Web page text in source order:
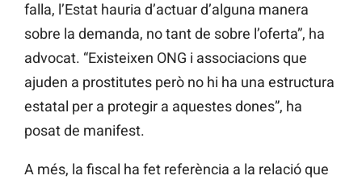
falla, l’Estat hauria d’actuar d’alguna manera
sobre la demanda, no tant de sobre l’oferta”, ha
advocat. “Existeixen ONG i associacions que
ajuden a prostitutes però no hi ha una estructura
estatal per a protegir a aquestes dones”, ha
posat de manifest.
A més, la fiscal ha fet referència a la relació que